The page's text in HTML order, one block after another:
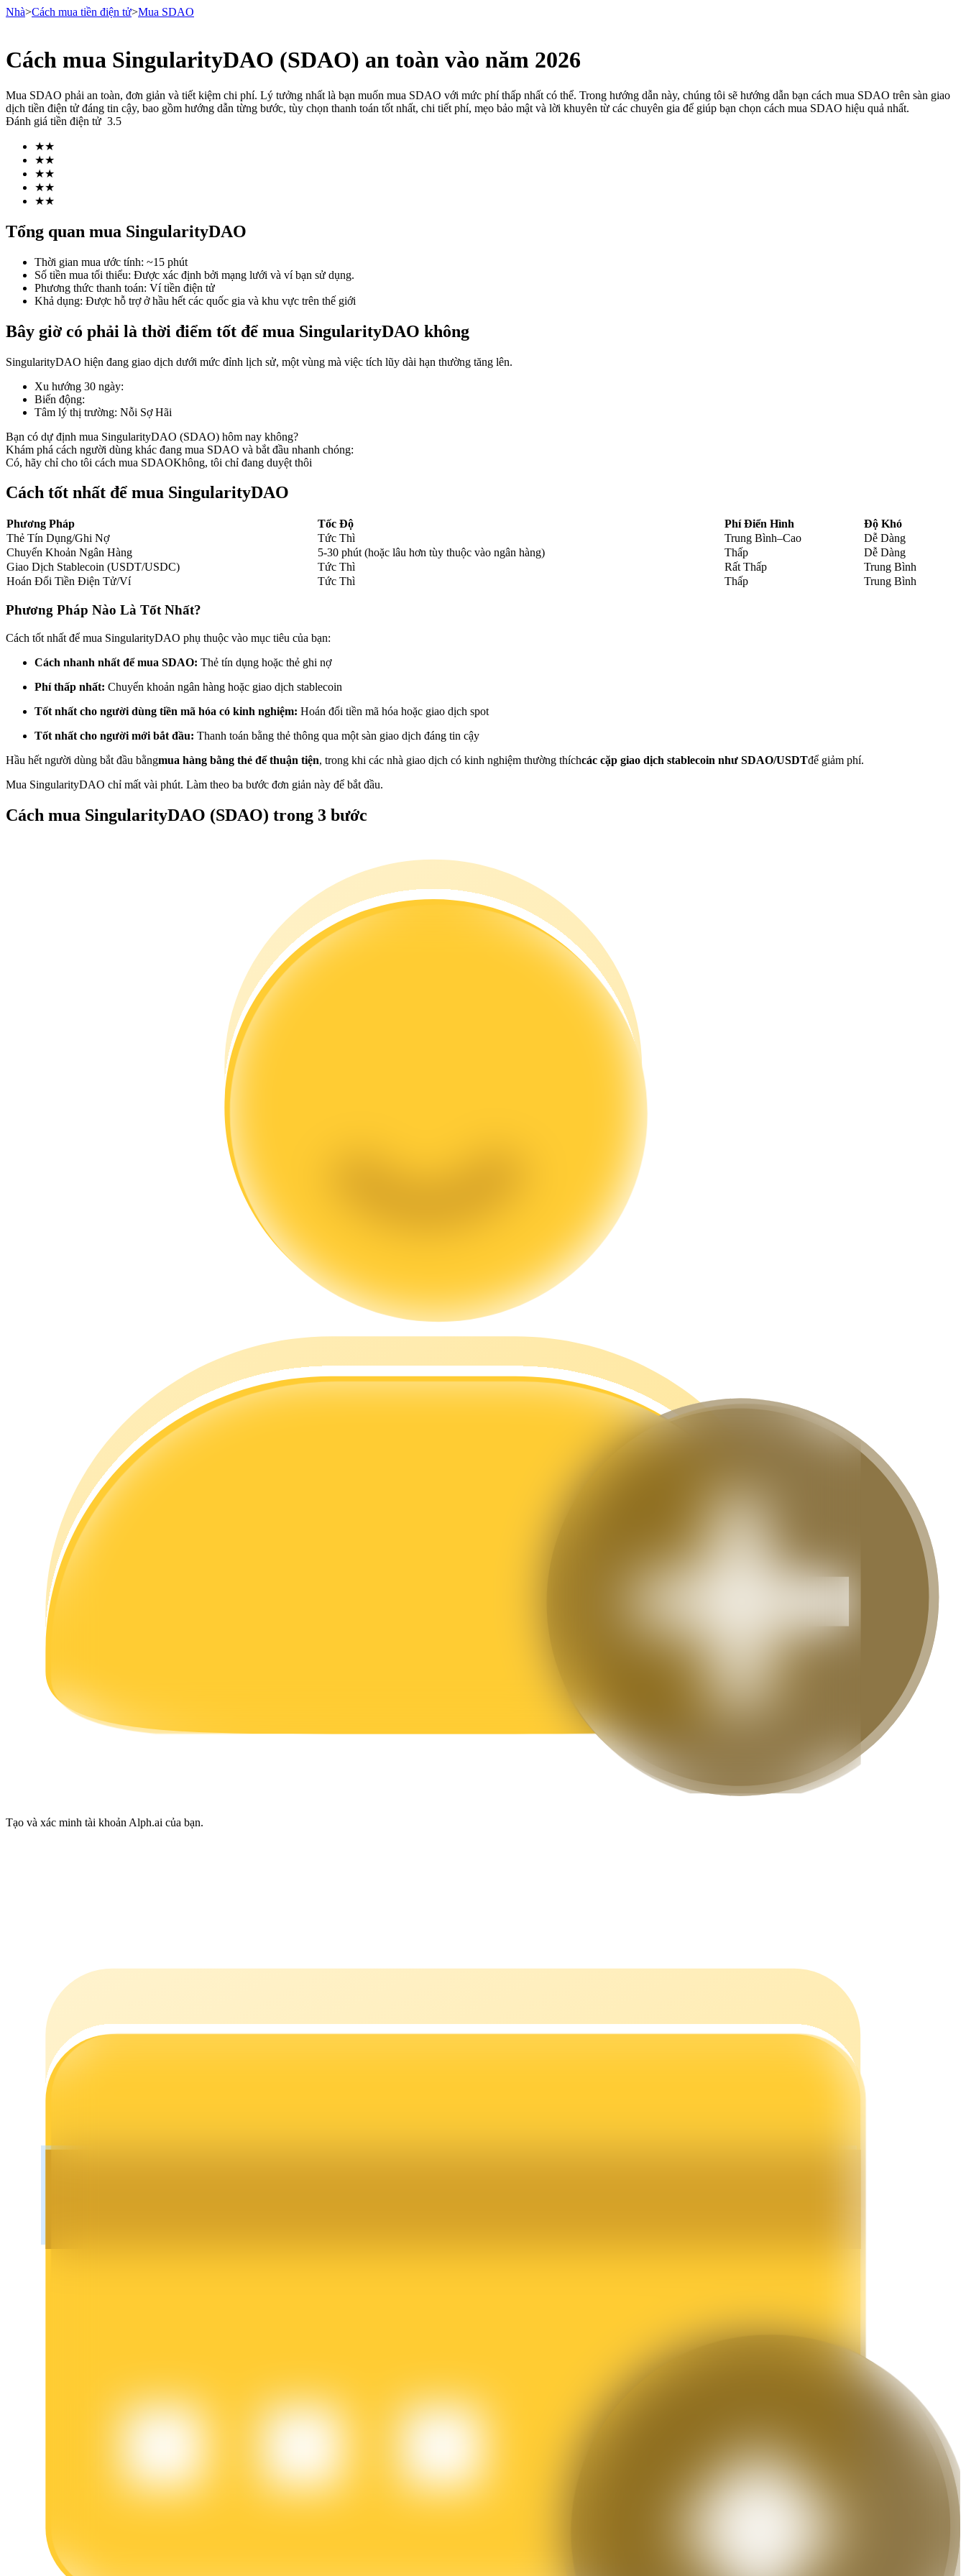
Hợp đồng tương lai
Futures sử dụng USDT làm tài sản thế chấp
COIN-M Futures
Futures sử dụng token làm tài sản thế chấp
TradFi
Phái sinh cổ phiếu, ngoại hối, kim loại quý và hàng hóa
USDC Futures vĩnh cửu
Futures sử dụng USDC làm tài sản thế chấp
Sao chép Giao dịch
Tận hưởng chia sẻ lợi nhuận và hoa hồng giao dịch sao chép
Phân tích dữ liệu lớn bao gồm thông tin giao dịch, v.v.
Chiến lược giao dịch
Học cách duy trì lợi nhuận
Lợi nhuận cao và truy cập ngay lập tức
Đặt cọc linh hoạt để kiếm được các token phổ biến.
Dịch vụ vay được hỗ trợ bằng tiền điện tử
Nhà>Cách mua tiền điện tử>Mua SDAO
Cách mua SingularityDAO (SDAO) an toàn vào năm 2026
Mua SDAO phải an toàn, đơn giản và tiết kiệm chi phí. Lý tưởng nhất là bạn muốn mua SDAO với mức phí thấp nhất có thể. Trong hướng dẫn này, chúng tôi sẽ hướng dẫn bạn cách mua SDAO trên sàn giao
dịch tiền điện tử đáng tin cậy, bao gồm hướng dẫn từng bước, tùy chọn thanh toán tốt nhất, chi tiết phí, mẹo bảo mật và lời khuyên từ các chuyên gia để giúp bạn chọn cách mua SDAO hiệu quả nhất.
Đánh giá tiền điện tử 3.5
★★
★★
★★
★★
★★
Tổng quan mua SingularityDAO
Thời gian mua ước tính: ~15 phút
Số tiền mua tối thiểu: Được xác định bởi mạng lưới và ví bạn sử dụng.
Phương thức thanh toán: Ví tiền điện tử
Khả dụng: Được hỗ trợ ở hầu hết các quốc gia và khu vực trên thế giới
Bây giờ có phải là thời điểm tốt để mua SingularityDAO không
SingularityDAO hiện đang giao dịch dưới mức đỉnh lịch sử, một vùng mà việc tích lũy dài hạn thường tăng lên.
Xu hướng 30 ngày:
Biến động:
Tâm lý thị trường: Nỗi Sợ Hãi
Bạn có dự định mua SingularityDAO (SDAO) hôm nay không?
Khám phá cách người dùng khác đang mua SDAO và bắt đầu nhanh chóng:
Có, hãy chỉ cho tôi cách mua SDAOKhông, tôi chỉ đang duyệt thôi
Cách tốt nhất để mua SingularityDAO
Phương Pháp Tốc Độ Phí Điển Hình
Độ Khó
Thẻ Tín Dụng/Ghi Nợ
Tức Thì Trung Bình–Cao
Dễ Dàng
Chuyển Khoản Ngân Hàng
5-30 phút (hoặc lâu hơn tùy thuộc vào ngân hàng) Thấp
Dễ Dàng
Giao Dịch Stablecoin (USDT/USDC)
Tức Thì Rất Thấp
Trung Bình
Hoán Đổi Tiền Điện Tử/Ví
Tức Thì Thấp Trung Bình
Phương Pháp Nào Là Tốt Nhất?
Cách tốt nhất để mua SingularityDAO phụ thuộc vào mục tiêu của bạn:
Cách nhanh nhất để mua SDAO: Thẻ tín dụng hoặc thẻ ghi nợ
Phí thấp nhất: Chuyển khoản ngân hàng hoặc giao dịch stablecoin
Tốt nhất cho người dùng tiền mã hóa có kinh nghiệm: Hoán đổi tiền mã hóa hoặc giao dịch spot
Tốt nhất cho người mới bắt đầu: Thanh toán bằng thẻ thông qua một sàn giao dịch đáng tin cậy
Hầu hết người dùng bắt đầu bằngmua hàng bằng thẻ để thuận tiện, trong khi các nhà giao dịch có kinh nghiệm thường thíchcác cặp giao dịch stablecoin như SDAO/USDTđể giảm phí.
Mua SingularityDAO chỉ mất vài phút. Làm theo ba bước đơn giản này để bắt đầu.
Cách mua SingularityDAO (SDAO) trong 3 bước
Tạo và xác minh tài khoản Alph.ai của bạn.